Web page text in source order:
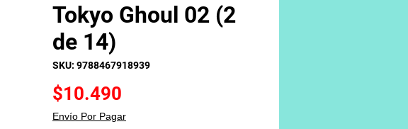
Tokyo Ghoul 02 (2
de 14)
SKU: 9788467918939
$10.490
Envío Por Pagar